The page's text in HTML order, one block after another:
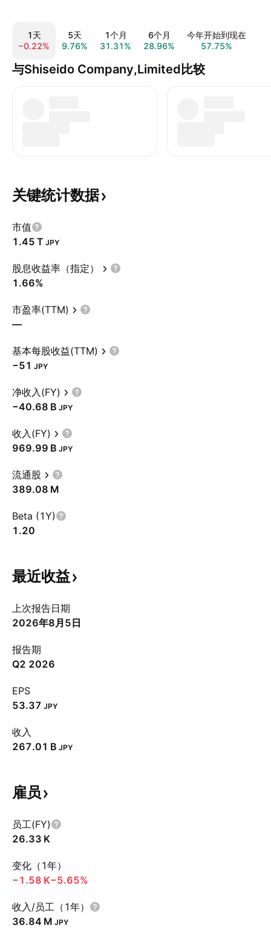
1天
−0.22%
5天
9.76%
1个月
31.31%
6个月
28.96%
今年开始到现在
57.75%
与Shiseido Company,Limited比较
关键统计数据
市值
‪1.45 T‬ JPY
股息收益率（指定）
1.66%
市盈率(TTM)
—
基本每股收益(TTM)
−51 JPY
净收入(FY)
‪−40.68 B‬ JPY
收入(FY)
‪969.99 B‬ JPY
流通股
‪389.08 M‬
Beta (1Y)
1.20
最近收益
上次报告日期
2026年8月5日
报告期
Q2 2026
EPS
53.37 JPY
收入
‪267.01 B‬ JPY
雇员
员工(FY)
‪26.33 K‬
变化（1年）
‪−1.58 K‬−5.65%
收入/员工（1年）
‪36.84 M‬ JPY